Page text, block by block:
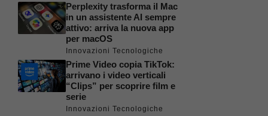
Perplexity trasforma il Mac
in un assistente AI sempre
attivo: arriva la nuova app
per macOS
Innovazioni Tecnologiche
Prime Video copia TikTok:
arrivano i video verticali
“Clips” per scoprire film e
serie
Innovazioni Tecnologiche